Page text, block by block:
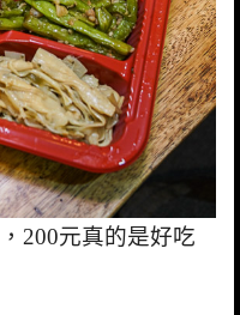
200元真的是好吃